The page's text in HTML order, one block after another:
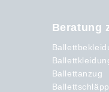
Beratung
Ballettanzug